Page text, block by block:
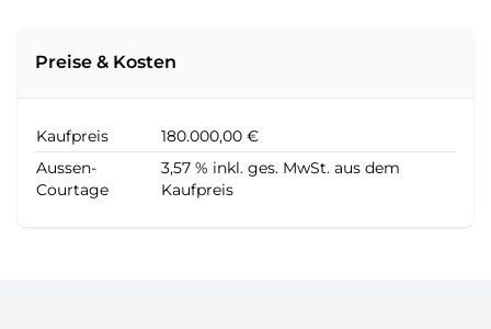
Preise & Kosten
Kaufpreis
180.000,00 €
Aussen-
Courtage
3,57 % inkl. ges. MwSt. aus dem
Kaufpreis